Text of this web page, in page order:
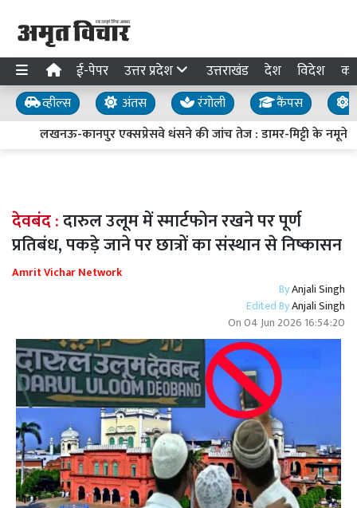
ई-पेपर उत्तर प्रदेश उत्तराखंड देश विदेश
व्हील्स अंतस रंगोली कैंपस
लखनऊ-कानपुर एक्सप्रेसवे धंसने की जांच तेज : डामर-मिट्टी के नमूने
देवबंद :दारुल उलूम में स्मार्टफोन रखने पर पूर्ण
प्रतिबंध, पकड़े जाने पर छात्रों का संस्थान से निष्कासन
Amrit Vichar Network
ByAnjali Singh
Edited ByAnjali Singh
On04 Jun 2026 16:54:20